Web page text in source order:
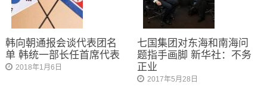
韩向朝通报会谈代表团名
单 韩统一部长任首席代表
2018年1月6日
七国集团对东海和南海问
题指手画脚 新华社：不务
正业
2017年5月28日